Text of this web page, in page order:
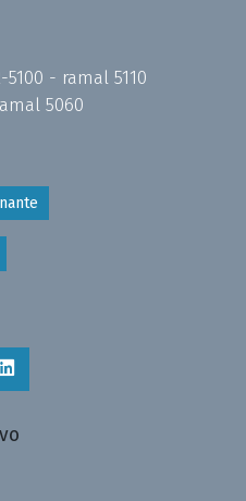
5100 - ramal 5110
5060